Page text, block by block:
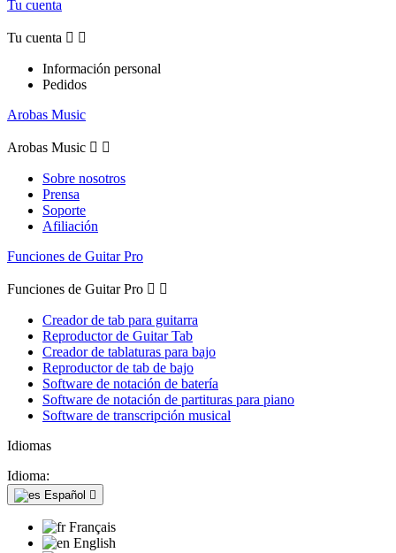
Tu cuenta
Tu cuenta  
Información personal
Pedidos
Arobas Music
Arobas Music  
Sobre nosotros
Prensa
Soporte
Afiliación
Funciones de Guitar Pro
Funciones de Guitar Pro  
Creador de tab para guitarra
Reproductor de Guitar Tab
Creador de tablaturas para bajo
Reproductor de tab de bajo
Software de notación de batería
Software de notación de partituras para piano
Software de transcripción musical
Idiomas
Idioma:
Español 
Français
English